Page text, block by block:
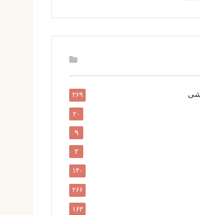
۲۶۹
۲۰
۹
۲
۱۴۰
۲۶۶
۱۶۳